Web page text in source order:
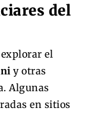
del
el
y otras
Algunas
en sitios